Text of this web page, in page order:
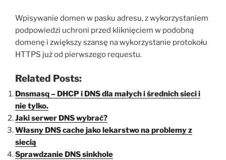
Wpisywanie domen w pasku adresu, z wykorzystaniem
podpowiedzi uchroni przed kliknięciem w podobną
domenę i zwiększy szansę na wykorzystanie protokołu
HTTPS już od pierwszego requestu.
Related Posts:
Dnsmasq – DHCP i DNS dla małych i średnich sieci i
nie tylko.
Jaki serwer DNS wybrać?
Własny DNS cache jako lekarstwo na problemy z
siecią
Sprawdzanie DNS sinkhole